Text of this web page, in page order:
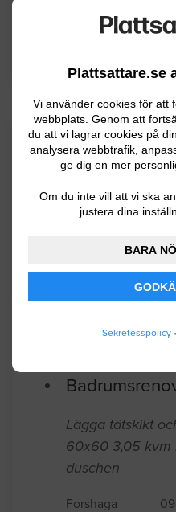
Plattsattare.se
Vi använder cookies för att
webbplats. Genom att
du att vi lagrar cookies på
analysera webbtrafik,
ge dig en mer
Om du inte vill att vi ska
justera dina
BARA
Sekretesspolicy•
Senaste
Hej, Jag söker
omfattande
Lägga tätskikt
60x60 3,05 kvm
duschen
Forshaga